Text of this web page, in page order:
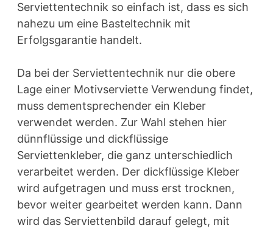
Serviettentechnik so einfach ist, dass es sich
nahezu um eine Basteltechnik mit
Erfolgsgarantie handelt.
Da bei der Serviettentechnik nur die obere
Lage einer Motivserviette Verwendung findet,
muss dementsprechender ein Kleber
verwendet werden. Zur Wahl stehen hier
dünnflüssige und dickflüssige
Serviettenkleber, die ganz unterschiedlich
verarbeitet werden. Der dickflüssige Kleber
wird aufgetragen und muss erst trocknen,
bevor weiter gearbeitet werden kann. Dann
wird das Serviettenbild darauf gelegt, mit